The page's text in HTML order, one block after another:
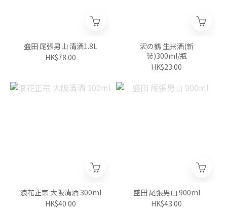
盛田 尾張男山 清酒1.8L
HK$78.00
沢の鶴 生米酒(新
裝)300ml/瓶
HK$23.00
浪花正宗 大阪清酒 300ml
HK$40.00
盛田 尾張男山 900ml
HK$43.00